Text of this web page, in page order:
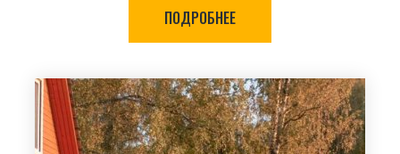
ПОДРОБНЕЕ